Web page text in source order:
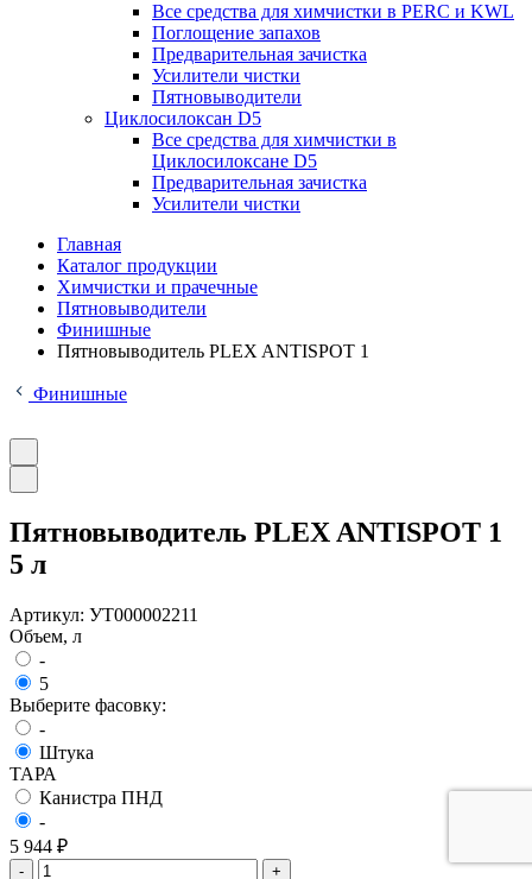
Все средства для химчистки в PERC и KWL
Поглощение запахов
Предварительная зачистка
Усилители чистки
Пятновыводители
Циклосилоксан D5
Все средства для химчистки в
Циклосилоксане D5
Предварительная зачистка
Усилители чистки
Главная
Каталог продукции
Химчистки и прачечные
Пятновыводители
Финишные
Пятновыводитель PLEX ANTISPOT 1
Финишные
Пятновыводитель PLEX ANTISPOT 1
5 л
Артикул: УТ000002211
Объем, л
-
5
Выберите фасовку:
-
Штука
ТАРА
Канистра ПНД
-
5 944 ₽
- +